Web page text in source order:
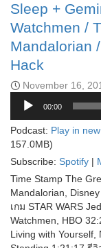
Sleep +
Watchmen /
Mandalorian
Hack
November 16,
Audio
Player
00:00
Podcast: Play in
157.0MB)
Subscribe: Spotify |
Time Stamp The
Mandalorian,
เกม STAR WARS
Watchmen, HBO
Living with Yourself,